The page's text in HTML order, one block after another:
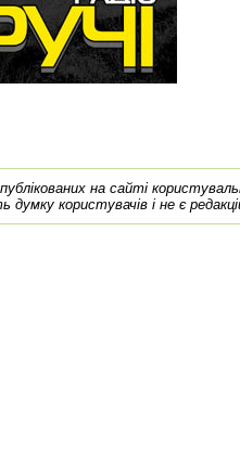
на сайті
думку користувачів і не є